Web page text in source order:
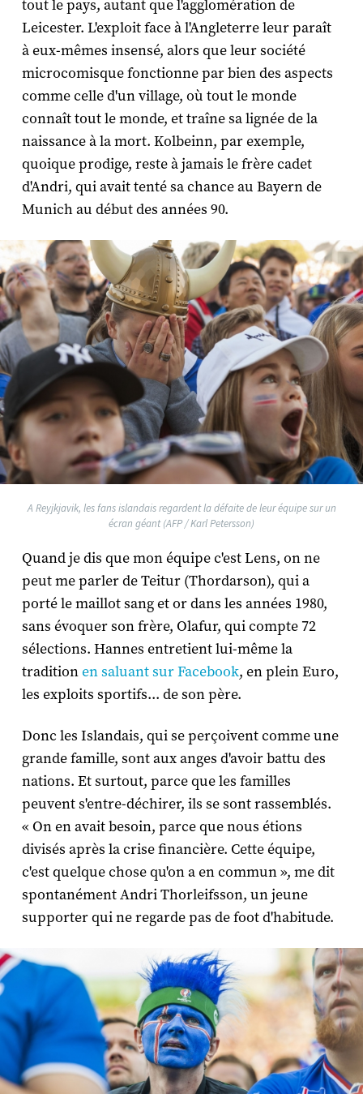
tout le pays, autant que l'agglomération de
Leicester. L'exploit face à l'Angleterre leur paraît
à eux-mêmes insensé, alors que leur société
microcomisque fonctionne par bien des aspects
comme celle d'un village, où tout le monde
connaît tout le monde, et traîne sa lignée de la
naissance à la mort. Kolbeinn, par exemple,
quoique prodige, reste à jamais le frère cadet
d'Andri, qui avait tenté sa chance au Bayern de
Munich au début des années 90.
A Reyjkjavik, les fans islandais regardent la défaite de leur équipe sur un
écran géant (AFP / Karl Petersson)
Quand je dis que mon équipe c'est Lens, on ne
peut me parler de Teitur (Thordarson), qui a
porté le maillot sang et or dans les années 1980,
sans évoquer son frère, Olafur, qui compte 72
sélections. Hannes entretient lui-même la
tradition en saluant sur Facebook, en plein Euro,
les exploits sportifs... de son père.
Donc les Islandais, qui se perçoivent comme une
grande famille, sont aux anges d'avoir battu des
nations. Et surtout, parce que les familles
peuvent s'entre-déchirer, ils se sont rassemblés.
« On en avait besoin, parce que nous étions
divisés après la crise financière. Cette équipe,
c'est quelque chose qu'on a en commun », me dit
spontanément Andri Thorleifsson, un jeune
supporter qui ne regarde pas de foot d'habitude.